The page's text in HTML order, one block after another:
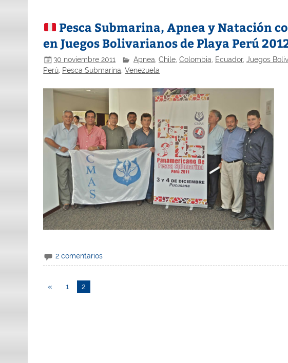
Pesca Submarina, Apnea y Natación
en Juegos Bolivarianos de Playa Perú
30 noviembre 2011 Apnea Chile, Colombia Ecuador, Juegos
Perú, Pesca Submarina,Venezuela
2 comentarios
« 1 2